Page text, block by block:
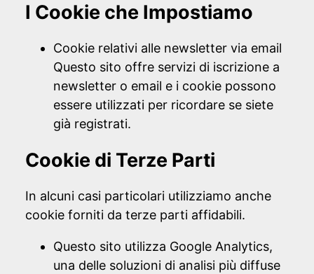
I Cookie che Impostiamo
Cookie relativi alle newsletter via email
Questo sito offre servizi di iscrizione a
newsletter o email e i cookie possono
essere utilizzati per ricordare se siete
già registrati.
Cookie di Terze Parti
In alcuni casi particolari utilizziamo anche
cookie forniti da terze parti affidabili.
Questo sito utilizza Google Analytics,
una delle soluzioni di analisi più diffuse